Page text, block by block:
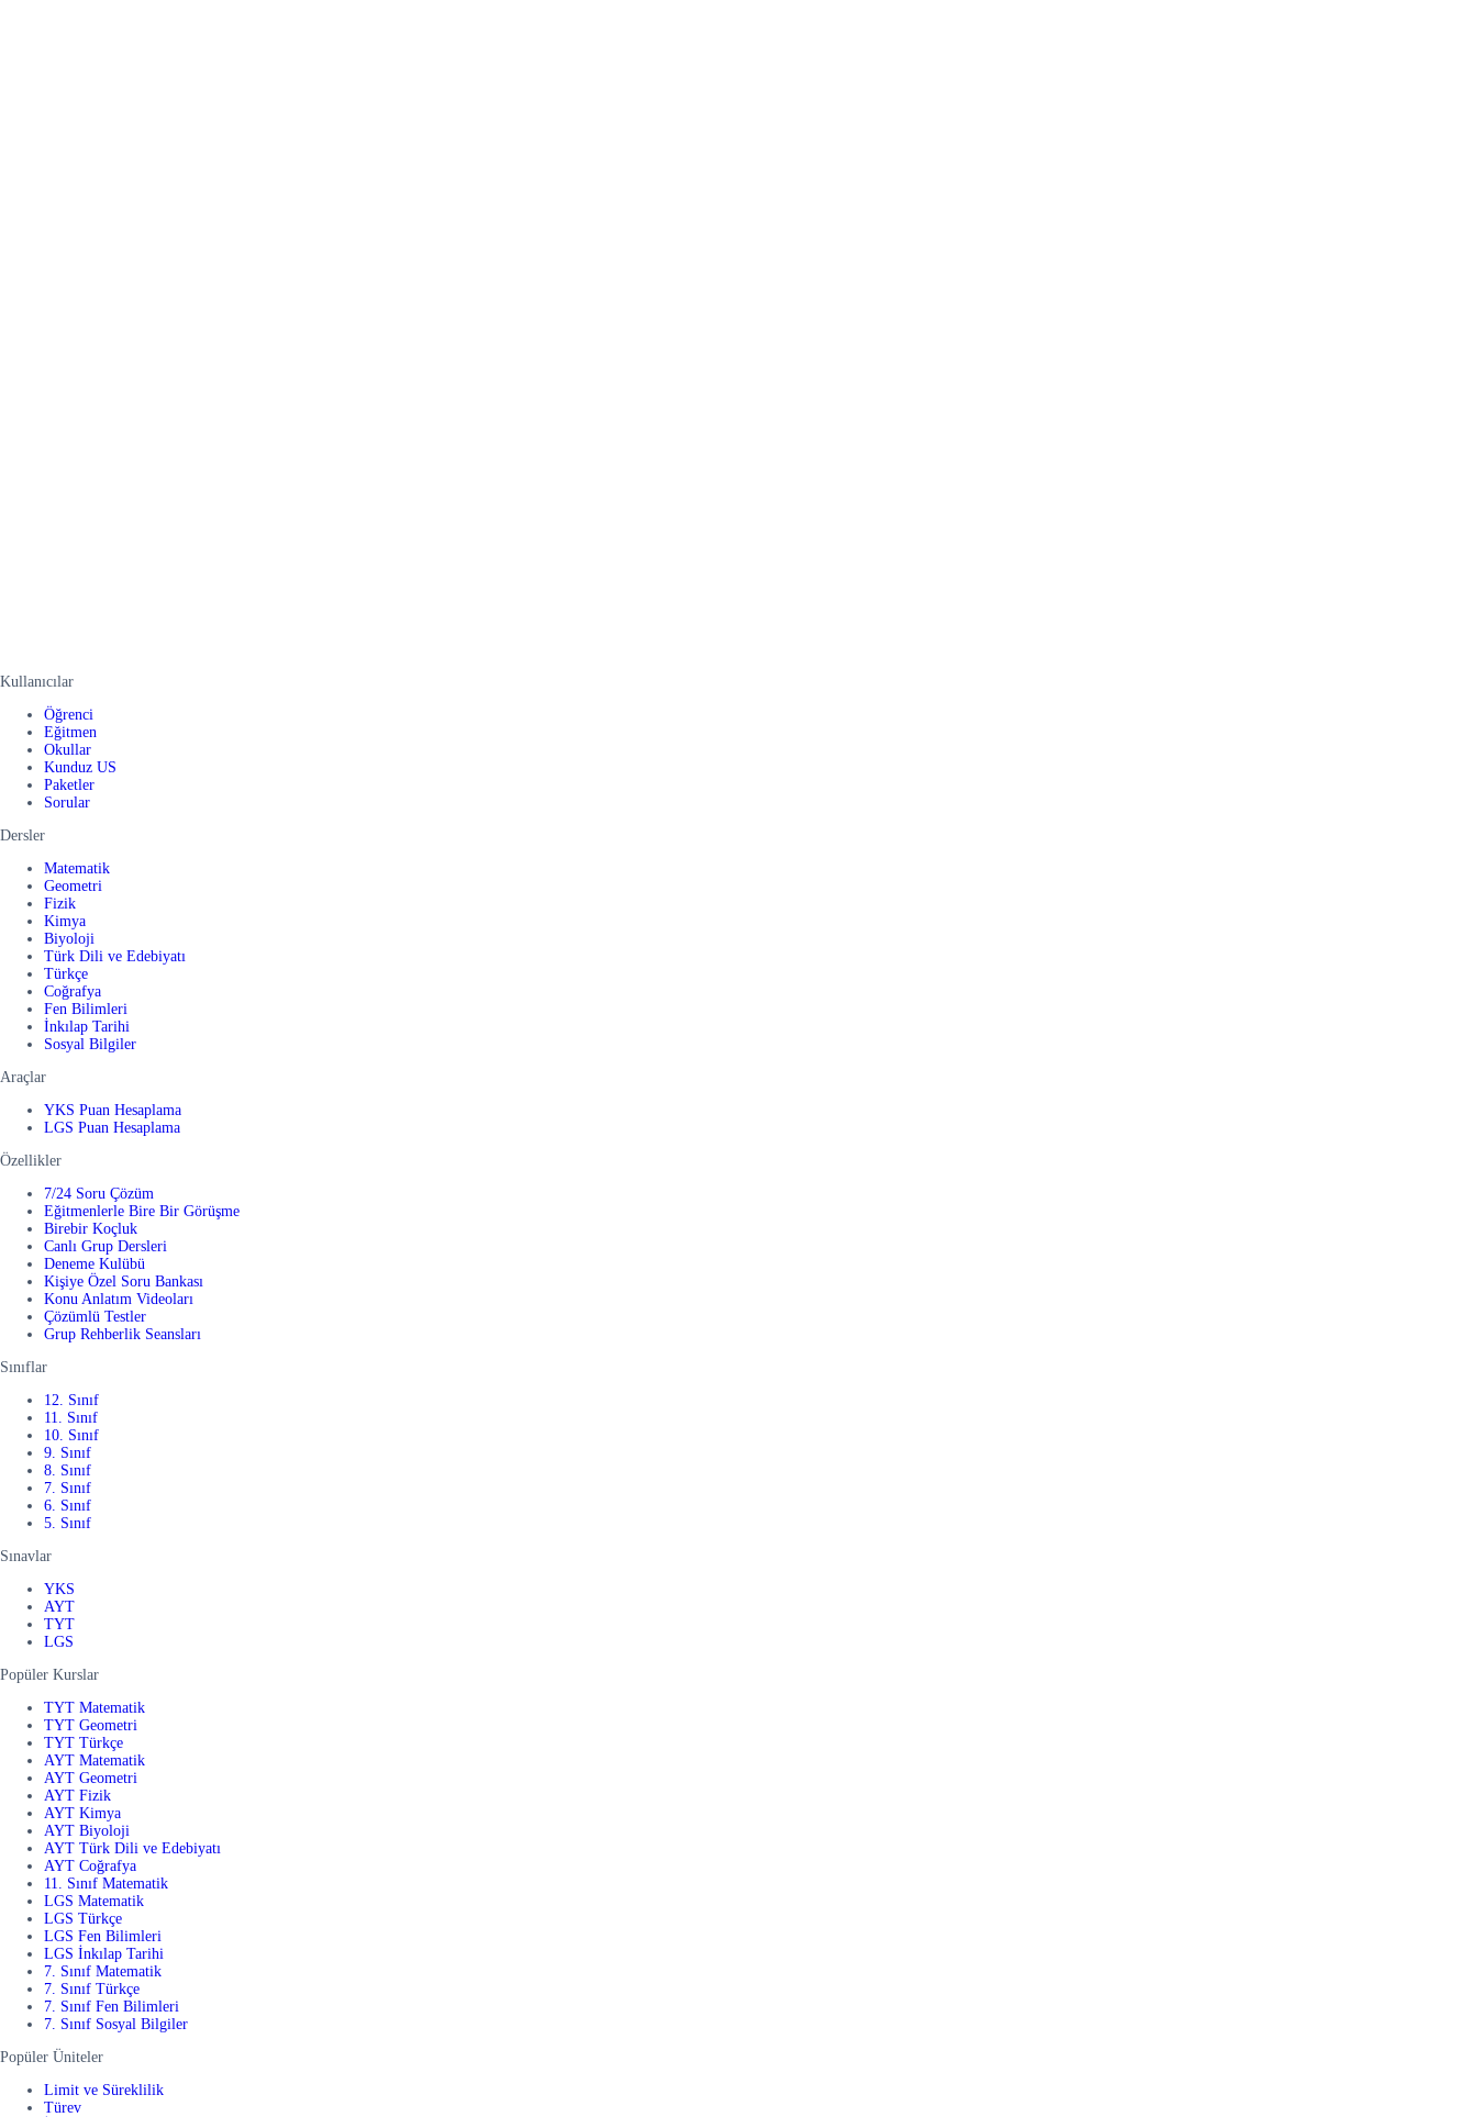
Kullanıcılar
Öğrenci
Eğitmen
Okullar
Kunduz US
Paketler
Sorular
Dersler
Matematik
Geometri
Fizik
Kimya
Biyoloji
Türk Dili ve Edebiyatı
Türkçe
Coğrafya
Fen Bilimleri
İnkılap Tarihi
Sosyal Bilgiler
Araçlar
YKS Puan Hesaplama
LGS Puan Hesaplama
Özellikler
7/24 Soru Çözüm
Eğitmenlerle Bire Bir Görüşme
Birebir Koçluk
Canlı Grup Dersleri
Deneme Kulübü
Kişiye Özel Soru Bankası
Konu Anlatım Videoları
Çözümlü Testler
Grup Rehberlik Seansları
Sınıflar
12. Sınıf
11. Sınıf
10. Sınıf
9. Sınıf
8. Sınıf
7. Sınıf
6. Sınıf
5. Sınıf
Sınavlar
YKS
AYT
TYT
LGS
Popüler Kurslar
TYT Matematik
TYT Geometri
TYT Türkçe
AYT Matematik
AYT Geometri
AYT Fizik
AYT Kimya
AYT Biyoloji
AYT Türk Dili ve Edebiyatı
AYT Coğrafya
11. Sınıf Matematik
LGS Matematik
LGS Türkçe
LGS Fen Bilimleri
LGS İnkılap Tarihi
7. Sınıf Matematik
7. Sınıf Türkçe
7. Sınıf Fen Bilimleri
7. Sınıf Sosyal Bilgiler
Popüler Üniteler
Limit ve Süreklilik
Türev